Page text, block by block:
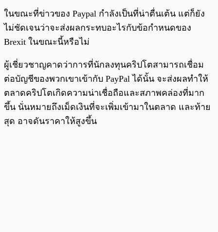
ในขณะที่ข่าวของ Paypal กำลังเป็นที่น่าตื่นเต้น แต่ก็ยัง
ไม่ชัดเจนว่าจะส่งผลกระทบอะไรกับข้อกำหนดของ
Brexit ในขณะนี้หรือไม่
ผู้เชี่ยวชาญคาดว่าการที่นักลงทุนคริปโตสามารถเชื่อม
ต่อบัญชีของพวกเขาเข้ากับ PayPal ได้นั้น จะส่งผลทำให้
ตลาดคริปโตเกิดความน่าเชื่อถือและสภาพคล่องที่มาก
ขึ้น นั่นหมายถึงเม็ดเงินที่จะเพิ่มเข้ามาในตลาด และท้าย
สุด อาจดันราคาให้สูงขึ้น